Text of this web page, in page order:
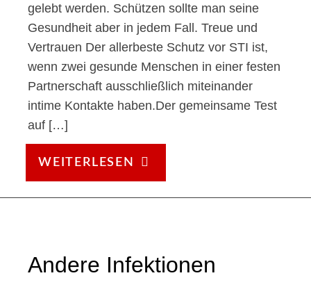
gelebt werden. Schützen sollte man seine
Gesundheit aber in jedem Fall. Treue und
Vertrauen Der allerbeste Schutz vor STI ist,
wenn zwei gesunde Menschen in einer festen
Partnerschaft ausschließlich miteinander
intime Kontakte haben.Der gemeinsame Test
auf […]
WEITERLESEN
TEST
UND
Andere Infektionen